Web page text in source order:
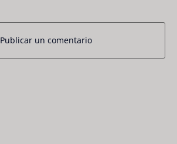
Publicar un comentario